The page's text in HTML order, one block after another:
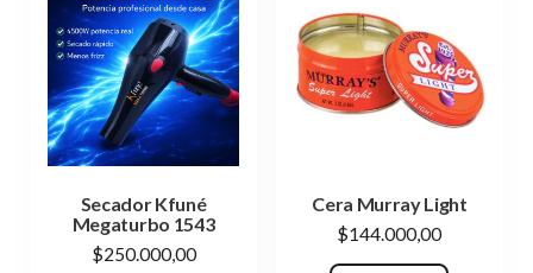
Secador Kfuné
Megaturbo 1543
$250.000,00
Cera Murray Light
$144.000,00